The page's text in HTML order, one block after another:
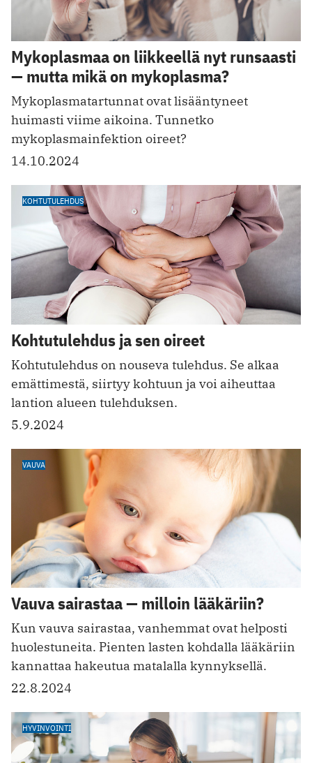
Mykoplasmaa on liikkeellä nyt runsaasti
— mutta mikä on mykoplasma?
Mykoplasmatartunnat ovat lisääntyneet
huimasti viime aikoina. Tunnetko
mykoplasmainfektion oireet?
14.10.2024
KOHTUTULEHDUS
Kohtutulehdus ja sen oireet
Kohtutulehdus on nouseva tulehdus. Se alkaa
emättimestä, siirtyy kohtuun ja voi aiheuttaa
lantion alueen tulehduksen.
5.9.2024
VAUVA
Vauva sairastaa — milloin lääkäriin?
Kun vauva sairastaa, vanhemmat ovat helposti
huolestuneita. Pienten lasten kohdalla lääkäriin
kannattaa hakeutua matalalla kynnyksellä.
22.8.2024
HYVINVOINTI